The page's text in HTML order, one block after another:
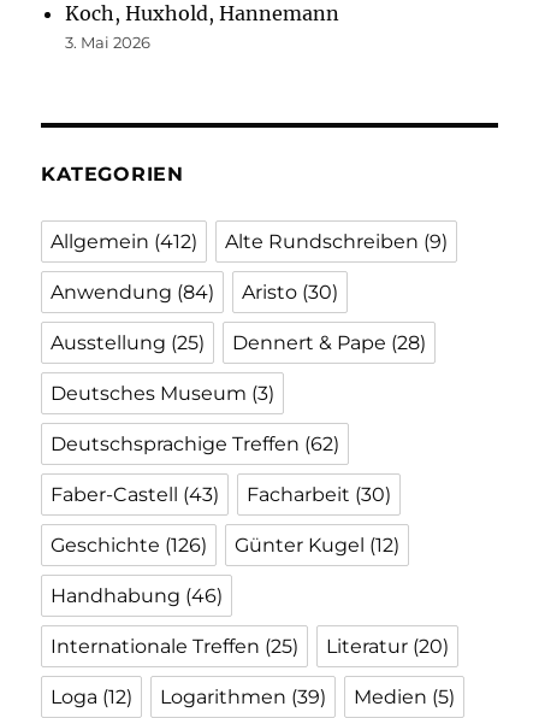
Koch, Huxhold, Hannemann
3. Mai 2026
KATEGORIEN
Allgemein (412) Alte Rundschreiben (9)
Anwendung (84) Aristo (30)
Ausstellung (25) Dennert & Pape (28)
Deutsches Museum (3)
Deutschsprachige Treffen (62)
Faber-Castell (43) Facharbeit (30)
Geschichte (126) Günter Kugel (12)
Handhabung (46)
Internationale Treffen (25) Literatur (20)
Loga (12) Logarithmen (39) Medien (5)